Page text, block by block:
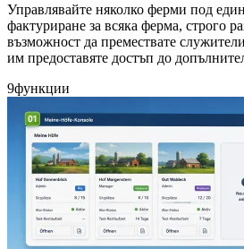
Управлявайте няколко ферми под
фактуриране за всяка ферма, строго
възможност да премествате
им предоставяте достъп до
9функции